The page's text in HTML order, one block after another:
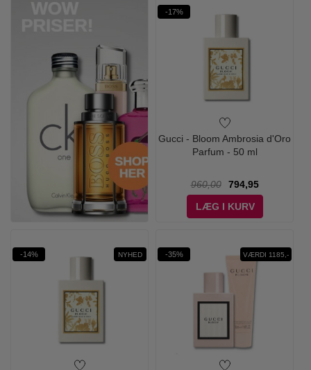
-17%
Gucci - Bloom Ambrosia d'Oro
Parfum - 50 ml
960,00
794,95
LÆG I KURV
-14% NYHED -35% VÆRDI 1185,-